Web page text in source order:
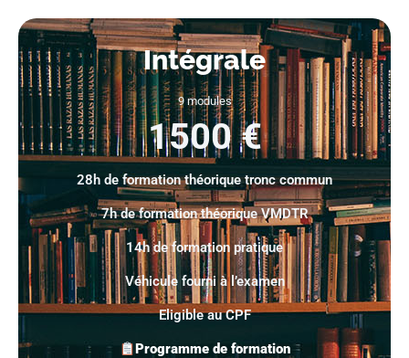
Intégrale
9 modules
1500 €
28h de formation théorique tronc commun
7h de formation théorique VMDTR
14h de formation pratique
Véhicule fourni à l’examen
Eligible au CPF
Programme de formation